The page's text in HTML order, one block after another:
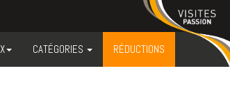
CATÉGORIES RÉDUCTIONS